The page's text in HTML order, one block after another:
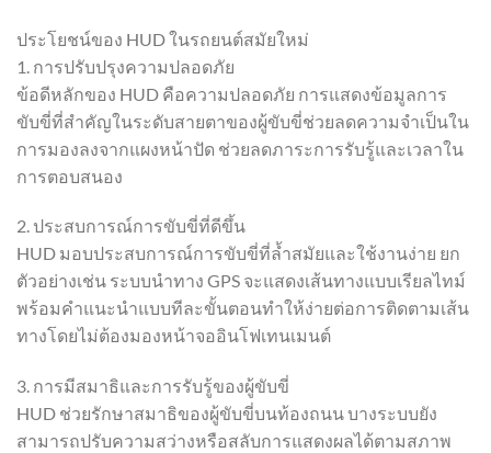
ประโยชน์ของ HUD ในรถยนต์สมัยใหม่
1. การปรับปรุงความปลอดภัย
ข้อดีหลักของ HUD คือความปลอดภัย การแสดงข้อมูลการ
ขับขี่ที่สำคัญในระดับสายตาของผู้ขับขี่ช่วยลดความจำเป็นใน
การมองลงจากแผงหน้าปัด ช่วยลดภาระการรับรู้และเวลาใน
การตอบสนอง
2. ประสบการณ์การขับขี่ที่ดีขึ้น
HUD มอบประสบการณ์การขับขี่ที่ล้ำสมัยและใช้งานง่าย ยก
ตัวอย่างเช่น ระบบนำทาง GPS จะแสดงเส้นทางแบบเรียลไทม์
พร้อมคำแนะนำแบบทีละขั้นตอนทำให้ง่ายต่อการติดตามเส้น
ทางโดยไม่ต้องมองหน้าจออินโฟเทนเมนต์
3. การมีสมาธิและการรับรู้ของผู้ขับขี่
HUD ช่วยรักษาสมาธิของผู้ขับขี่บนท้องถนน บางระบบยัง
สามารถปรับความสว่างหรือสลับการแสดงผลได้ตามสภาพ